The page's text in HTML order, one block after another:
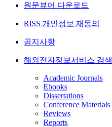
원문뷰어 다운로드
RISS 개인정보 재동의
공지사항
해외전자정보서비스 검색
Academic Journals
Ebooks
Dissertations
Conference Materials
Reviews
Reports